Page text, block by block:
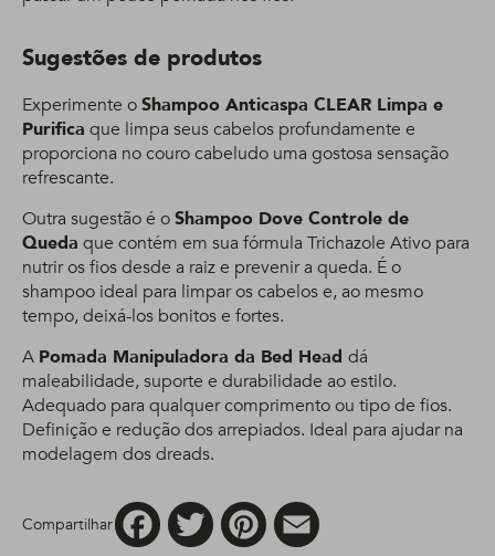
Sugestões de produtos
Experimente oShampoo Anticaspa CLEAR Limpa e
Purifica que limpa seus cabelos profundamente e
proporciona no couro cabeludo uma gostosa sensação
refrescante.
Outra sugestão é oShampoo Dove Controle de
Queda que contém em sua fórmula Trichazole Ativo para
nutrir os fios desde a raiz e prevenir a queda. É o
shampoo ideal para limpar os cabelos e, ao mesmo
tempo, deixá-los bonitos e fortes.
A Pomada Manipuladora da Bed Head dá
maleabilidade, suporte e durabilidade ao estilo.
Adequado para qualquer comprimento ou tipo de fios.
Definição e redução dos arrepiados. Ideal para ajudar na
modelagem dos dreads.
Compartilhar
FacebookTwitter Pinterest